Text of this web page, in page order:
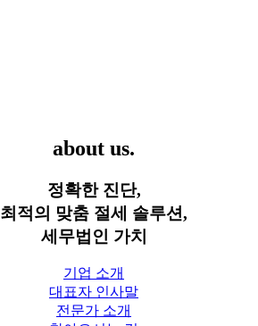
about us.
정확한 진단,
최적의 맞춤 절세 솔루션,
세무법인 가치
기업 소개
대표자 인사말
전문가 소개